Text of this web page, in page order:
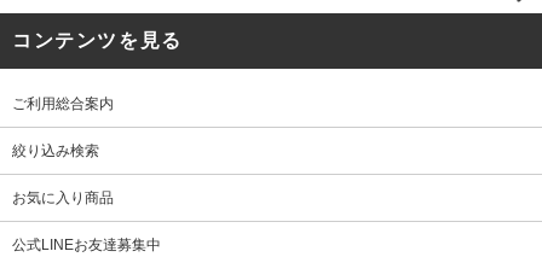
コンテンツを見る
ご利用総合案内
絞り込み検索
お気に入り商品
公式LINEお友達募集中